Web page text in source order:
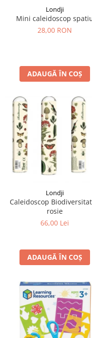
Londji
Mini caleidoscop
28,00 RON
ADAUGĂ ÎN COȘ
Londji
Caleidoscop
rosie
66,00 Lei
ADAUGĂ ÎN COȘ